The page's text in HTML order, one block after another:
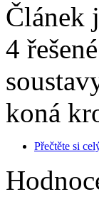
Článek
4
koná
Přečtěte si